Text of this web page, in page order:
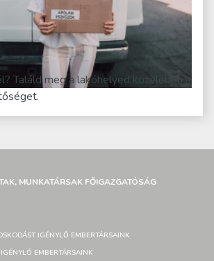
Találd meg a lakóhelyed közelében a
MUNKATÁRSAK FŐIGAZGATÓSÁG
IGÉNYLŐ EMBERTÁRSAINK
EMBERTÁRSAINK